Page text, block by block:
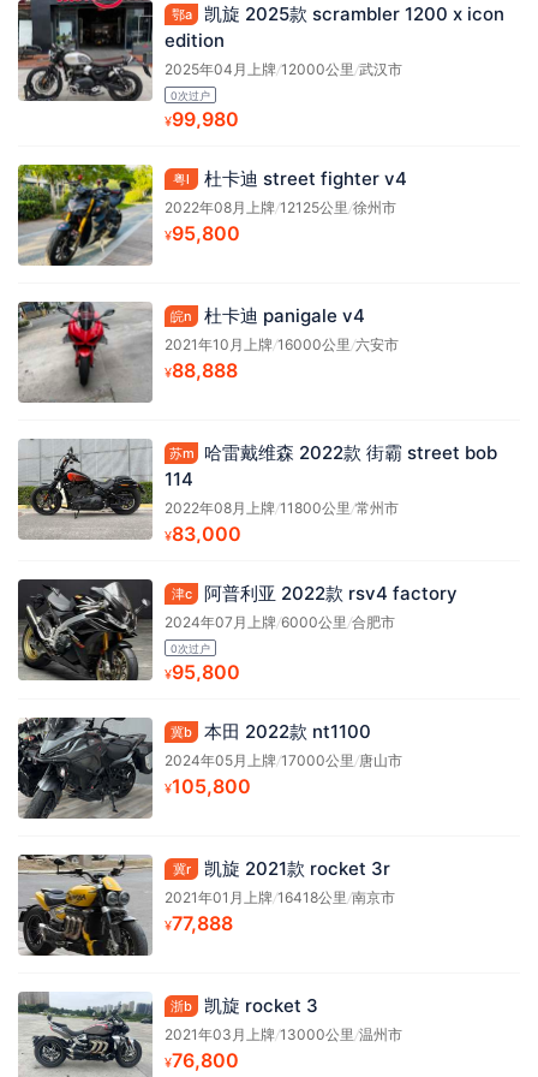
鄂a
凯旋 2025款 scrambler 1200 x icon
edition
2025年04月上牌/12000公里/武汉市
0次过户
¥99,980
粤l 杜卡迪 street fighter v4
2022年08月上牌/12125公里/徐州市
¥95,800
皖n 杜卡迪 panigale v4
2021年10月上牌/16000公里/六安市
¥88,888
苏m
哈雷戴维森 2022款 街霸 street bob
114
2022年08月上牌/11800公里/常州市
¥83,000
津c 阿普利亚 2022款 rsv4 factory
2024年07月上牌/6000公里/合肥市
0次过户
¥95,800
冀b 本田 2022款 nt1100
2024年05月上牌/17000公里 /唐山市
¥105,800
冀r 凯旋 2021款 rocket 3r
2021年01月上牌/16418公里 /南京市
¥77,888
浙b 凯旋 rocket 3
2021年03月上牌/13000公里 /温州市
¥76,800